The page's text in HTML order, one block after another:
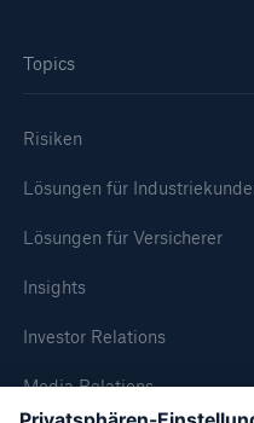
Topics
Risiken
Lösungen für
Lösungen für Versicherer
Insights
Investor Relations
Media Relations